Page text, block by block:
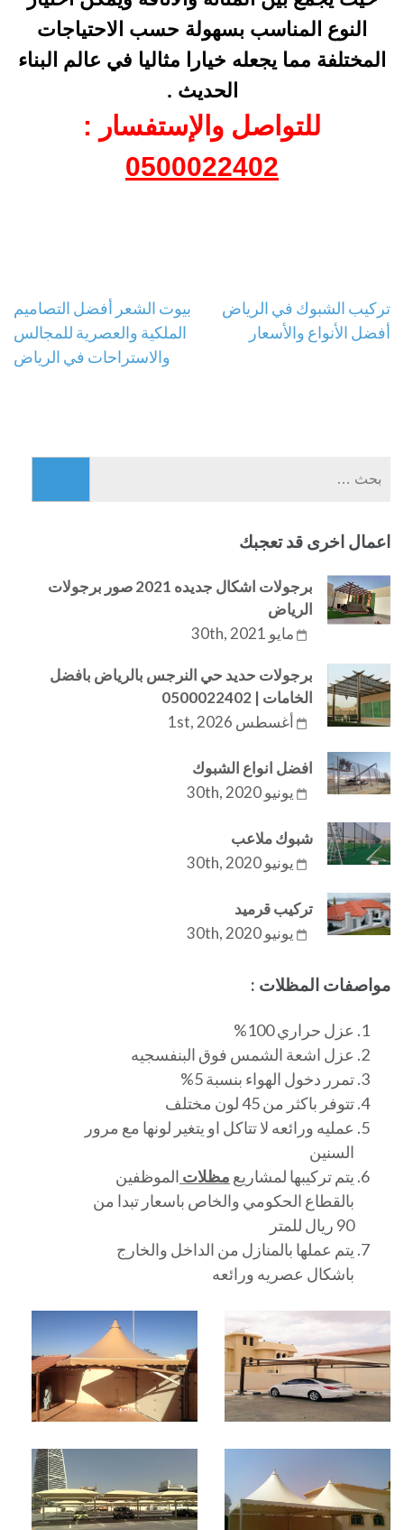
النوع المناسب بسهولة حسب الاحتياجات
المختلفة مما يجعله خيارا مثاليا في عالم البناء
الحديث .
للتواصل والإستفسار :
0500022402
تصفّح
المقالات
تركيب الشبوك في الرياض
أفضل الأنواع والأسعار
بيوت الشعر أفضل التصاميم
الملكية والعصرية للمجالس
والاستراحات في الرياض
اعمال اخرى قد تعجبك
برجولات اشكال جديده 2021 صور برجولات
الرياض
مايو 30th, 2021
برجولات حديد حي النرجس بالرياض بافضل
الخامات | 0500022402
أغسطس 1st, 2026
افضل انواع الشبوك
يونيو 30th, 2020
شبوك ملاعب
يونيو 30th, 2020
تركيب قرميد
يونيو 30th, 2020
مواصفات المظلات :
عزل حراري 100%
عزل اشعة الشمس فوق البنفسجيه
تمرر دخول الهواء بنسبة 5%
تتوفر باكثر من 45 لون مختلف
عمليه ورائعه لا تتاكل او يتغير لونها مع مرور
السنين
يتم تركيبها لمشاريع مظلات الموظفين
بالقطاع الحكومي والخاص باسعار تبدا من
90 ريال للمتر
يتم عملها بالمنازل من الداخل والخارج
باشكال عصريه ورائعه